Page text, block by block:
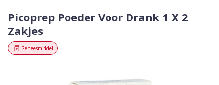
Picoprep Poeder Voor Drank 1 X 2
Zakjes
Geneesmiddel